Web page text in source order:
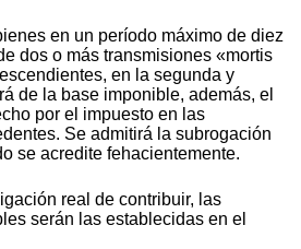
en un período máximo de diez
dos o más transmisiones «mortis
en la segunda y
de la base imponible, además, el
por el impuesto en las
Se admitirá la subrogación
se acredite fehacientemente.
real de contribuir, las
serán las establecidas en el